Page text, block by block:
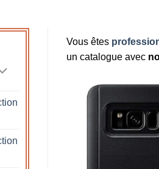
Vous êtes
un catalogue avec